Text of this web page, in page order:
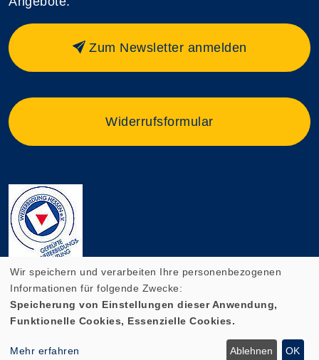
Zum Newsletter anmelden
Widerrufsformular
Cookie Einstellungen
Wir speichern und verarbeiten Ihre personenbezogenen
Informationen für folgende Zwecke:
Speicherung von Einstellungen dieser Anwendung,
Funktionelle Cookies, Essenzielle Cookies.
Mehr erfahren Ablehnen OK